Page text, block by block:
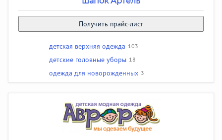
Получить прайс-лист
детская верхняя одежда 103
детские головные уборы 18
одежда для новорожденных 3